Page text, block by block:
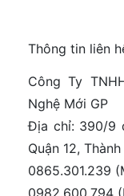
Thông tin liên
Công Ty
Nghệ Mới GP
Địa chỉ: 390/9
Quận 12,
0865.301.239